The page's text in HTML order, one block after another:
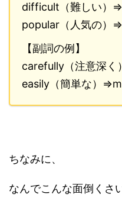
difficult（難しい）
popular（人気の）
【副詞の例】
carefully（注意深
easily（簡単な）
ちなみに、
なんでこんな面倒くさ